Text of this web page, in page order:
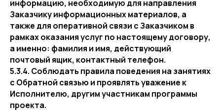
информацию, необходимую для направления
Заказчику информационных материалов, а
также для оперативной связи с Заказчиком в
рамках оказания услуг по настоящему договору,
а именно: фамилия и имя, действующий
почтовый ящик, контактный телефон.
5.3.4. Соблюдать правила поведения на занятиях
с Обратной связью и проявлять уважение к
Исполнителю, другим участникам программы
проекта.